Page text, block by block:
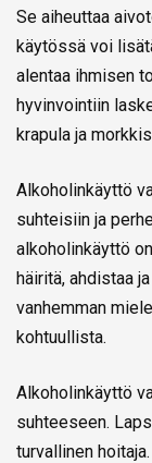
Se aiheuttaa
käytössä voi
alentaa ihmisen
hyvinvointiin
krapula ja
Alkoholinkäyttö
suhteisiin ja
alkoholinkäyttö
häiritä, ahdistaa
vanhemman
kohtuullista.
Alkoholinkäyttö
suhteeseen.
turvallinen